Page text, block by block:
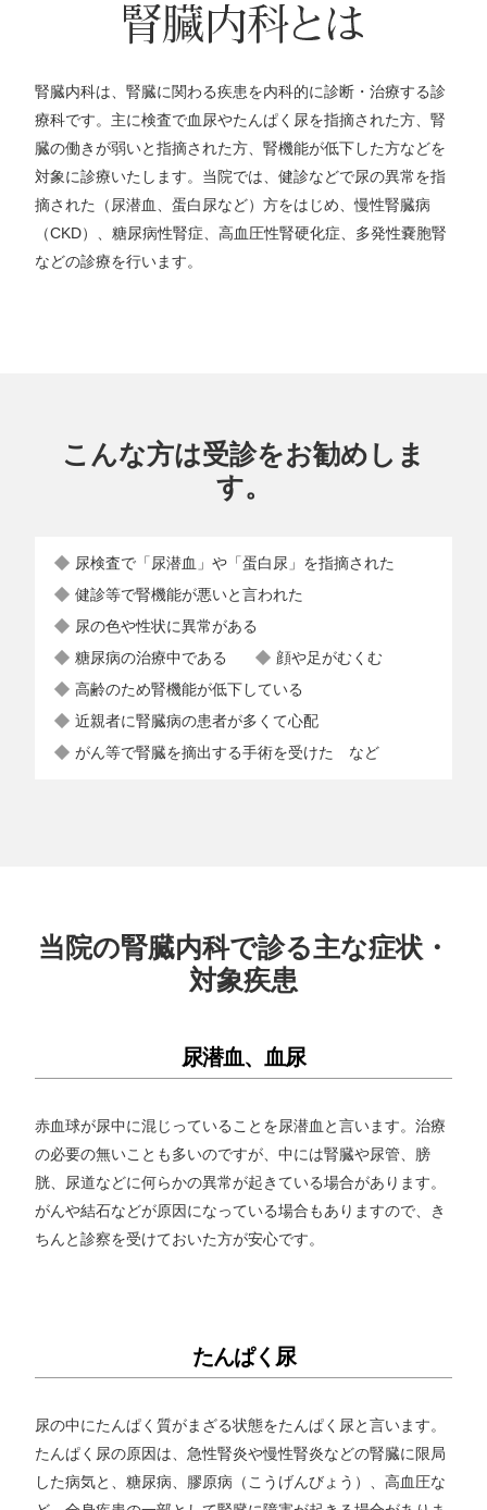
腎臓内科は、腎臓に関わる疾患を内科的に診断・治療する診
療科です。主に検査で血尿やたんぱく尿を指摘された方、腎
臓の働きが弱いと指摘された方、腎機能が低下した方などを
対象に診療いたします。当院では、健診などで尿の異常を指
摘された（尿潜血、蛋白尿など）方をはじめ、慢性腎臓病
（CKD）、糖尿病性腎症、高血圧性腎硬化症、多発性嚢胞腎
などの診療を行います。
こんな方は受診をお勧めしま
す。
尿検査で「尿潜血」や「蛋白尿」を指摘された
健診等で腎機能が悪いと言われた
尿の色や性状に異常がある
糖尿病の治療中である
顔や足がむくむ
高齢のため腎機能が低下している
近親者に腎臓病の患者が多くて心配
がん等で腎臓を摘出する手術を受けた など
当院の腎臓内科で診る主な症状・
対象疾患
尿潜血、血尿
赤血球が尿中に混じっていることを尿潜血と言います。治療
の必要の無いことも多いのですが、中には腎臓や尿管、膀
胱、尿道などに何らかの異常が起きている場合があります。
がんや結石などが原因になっている場合もありますので、き
ちんと診察を受けておいた方が安心です。
たんぱく尿
尿の中にたんぱく質がまざる状態をたんぱく尿と言います。
たんぱく尿の原因は、急性腎炎や慢性腎炎などの腎臓に限局
した病気と、糖尿病、膠原病（こうげんびょう）、高血圧な